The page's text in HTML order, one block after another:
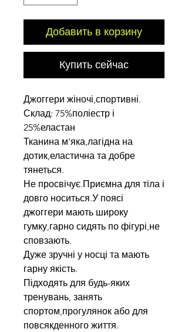
Добавить в корзину
Купить сейчас
Джоггери жіночі,спортивні.
Склад: 75%поліестр і
25%еластан
Тканина м'яка,лагідна на
дотик,еластична та добре
тянеться.
Не просвічує.Приємна для тіла і
довго носиться.У поясі
джоггери мають широку
гумку,гарно сидять по фігурі,не
сповзають.
Дуже зручні у носці та мають
гарну якість.
Підходять для будь-яких
тренувань, занять
спортом,прогулянок або для
повсякденного життя.